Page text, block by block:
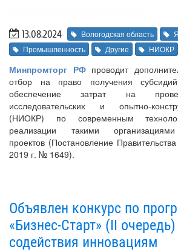
13.08.2024 Вологодская область
Промышленность
Другие НИОКР
Минпромторг РФпроводит
отбор на право получения
обеспечение затрат на
исследовательских и опытно-
(НИОКР) по современным
реализации такими
проектов (Постановление
2019 г. № 1649).
Объявлен конкурс по
«Бизнес-Старт» (II
содействия инновациям